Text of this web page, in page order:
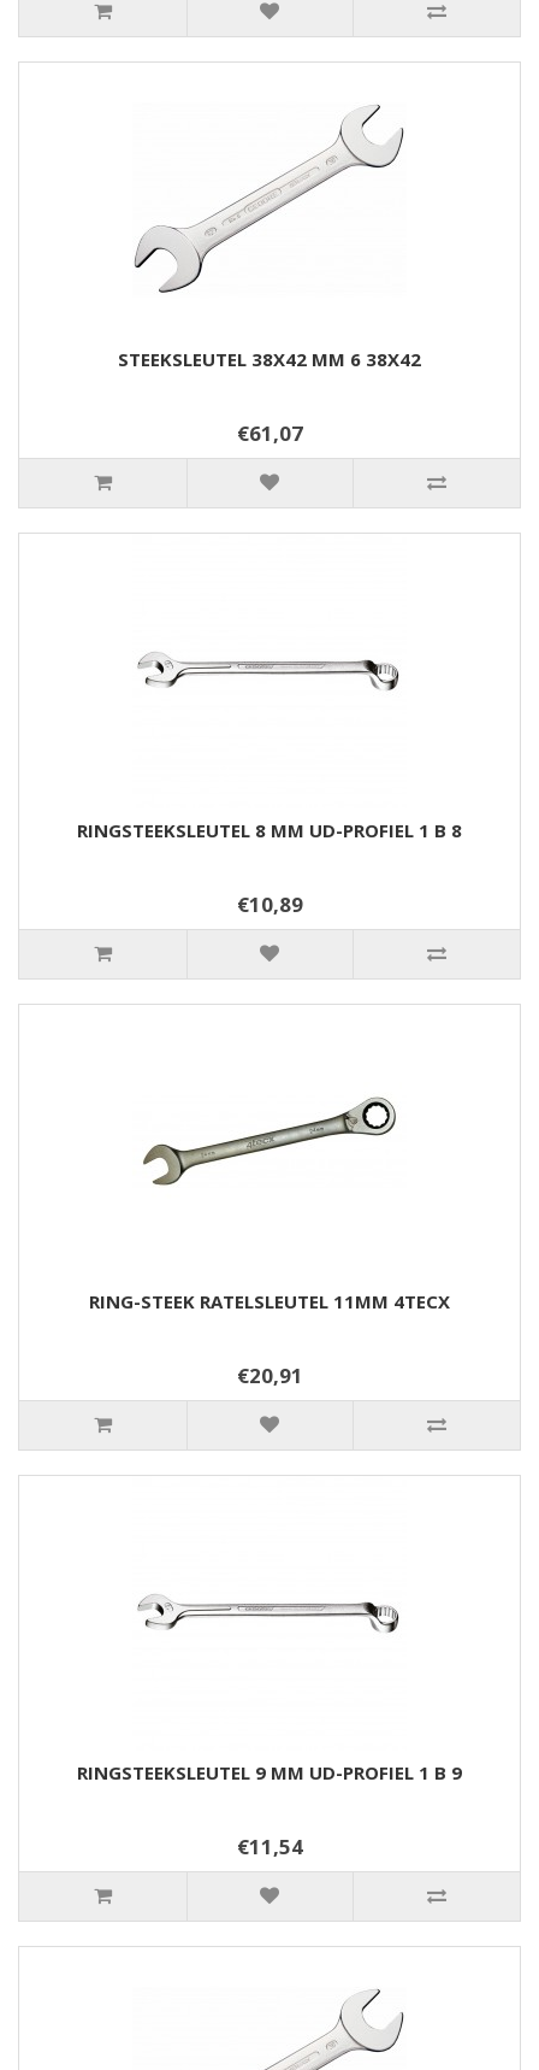
STEEKSLEUTEL 38X42 MM 6 38X42
€61,07
RINGSTEEKSLEUTEL 8 MM UD-PROFIEL 1 B 8
€10,89
RING-STEEK RATELSLEUTEL 11MM 4TECX
€20,91
RINGSTEEKSLEUTEL 9 MM UD-PROFIEL 1 B 9
€11,54